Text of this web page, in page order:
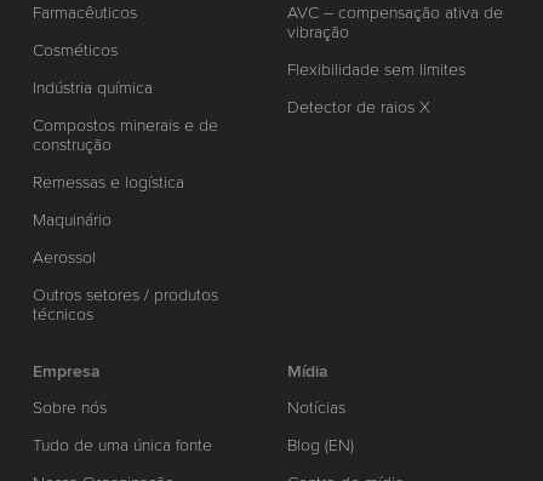
Farmacêuticos
Cosméticos
Indústria química
Compostos minerais e de
construção
Remessas e logística
Maquinário
Aerossol
Outros setores / produtos
técnicos
AVC – compensação ativa de
vibração
Flexibilidade sem limites
Detector de raios X
Empresa
Sobre nós
Tudo de uma única fonte
Mídia
Notícias
Blog (EN)